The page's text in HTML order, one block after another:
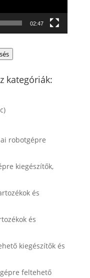
02:47
kategóriák:
robotgépre
kiegészítők,
és
és
kiegészítők és
feltehető